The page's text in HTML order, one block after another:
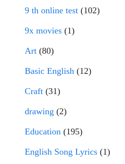
9 th online test (102)
9x movies (1)
Art (80)
Basic English (12)
Craft (31)
drawing (2)
Education (195)
English Song Lyrics (1)